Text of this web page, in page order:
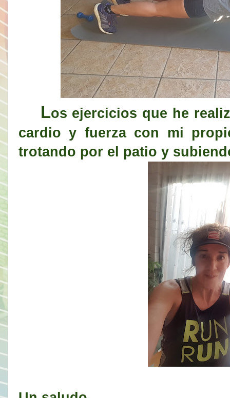
Los ejercicios que he
cardio y fuerza con mi
trotando por el patio y